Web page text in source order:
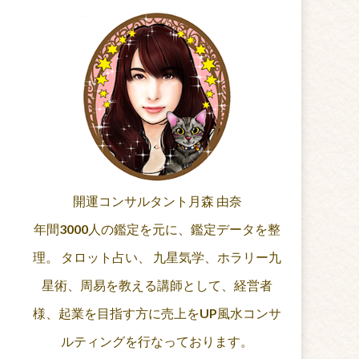
開運コンサルタント月森 由奈
年間3000人の鑑定を元に、鑑定データを整
理。 タロット占い、 九星気学、ホラリー九
星術、周易を教える講師として、経営者
様、起業を目指す方に売上をUP風水コンサ
ルティングを行なっております。